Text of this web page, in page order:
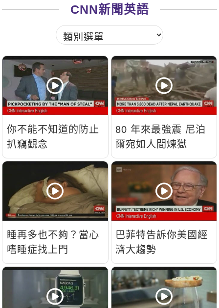
CNN新聞英語
你不能不知道的防止
扒竊觀念
80 年來最強震 尼泊
爾宛如人間煉獄
睡再多也不夠？當心
嗜睡症找上門
巴菲特告訴你美國經
濟大趨勢